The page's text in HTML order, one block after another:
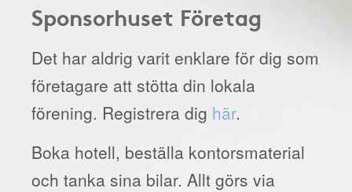
Sponsorhuset Företag
Det har aldrig varit enklare för dig som
företagare att stötta din lokala
förening. Registrera dig här.
Boka hotell, beställa kontorsmaterial
och tanka sina bilar. Allt görs via